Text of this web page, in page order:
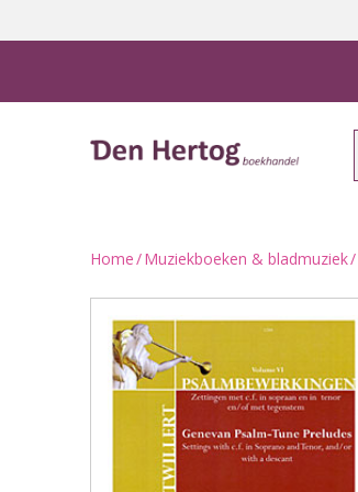
Home/Muziekboeken & bladmuziek/